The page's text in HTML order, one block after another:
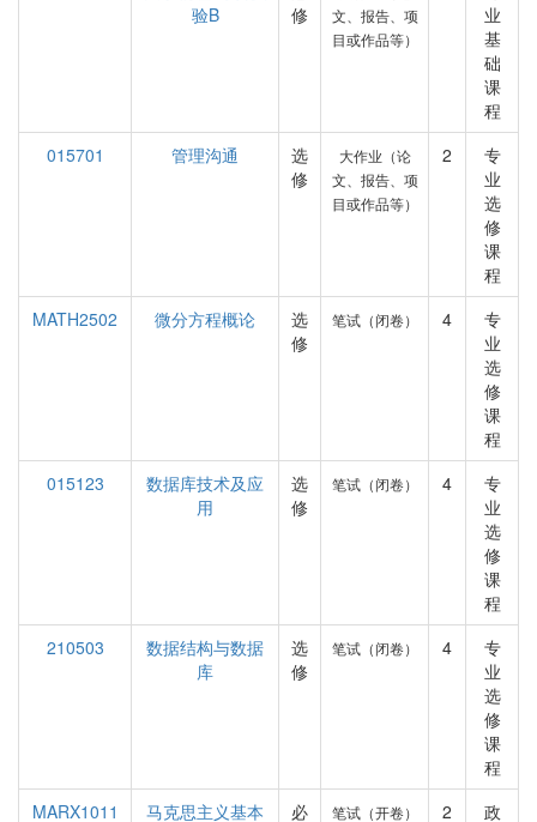
验B
修
文、报告、项
目或作品等）
业
基
础
课
程
015701
管理沟通
选
修
大作业（论
文、报告、项
目或作品等）
2
专
业
选
修
课
程
MATH2502
微分方程概论
选
修
笔试（闭卷） 4
专
业
选
修
课
程
015123
数据库技术及应
用
选
修
笔试（闭卷） 4
专
业
选
修
课
程
210503
数据结构与数据
库
选
修
笔试（闭卷） 4
专
业
选
修
课
程
MARX1011
马克思主义基本 必 笔试（开卷） 2 政